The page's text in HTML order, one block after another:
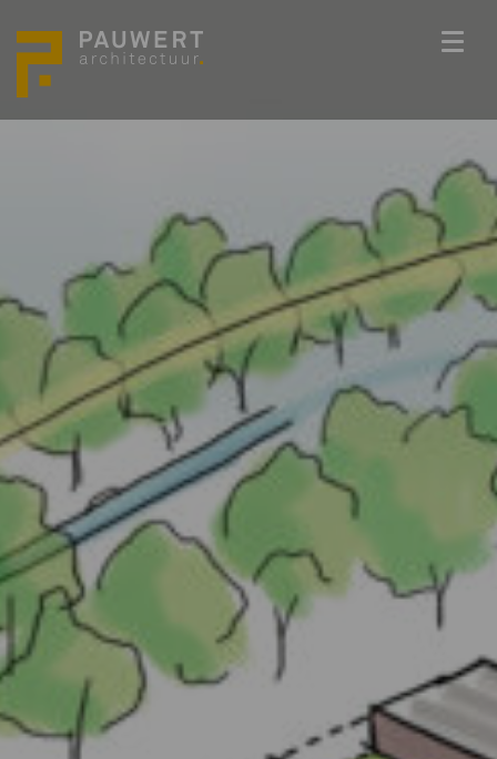
ONS TEAM
ACTUEEL
VACATURES
CONTACT
info@pauwert.nl
+31 40 281 27 82